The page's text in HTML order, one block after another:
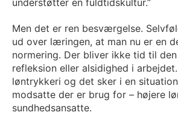
understøtter en fuldtidskultur.”
Men det er ren besværgelse.
ud over læringen, at man nu er en
normering. Der bliver ikke tid til
refleksion eller alsidighed i
løntrykkeri og det sker i en
modsatte der er brug for – højere
sundhedsansatte.